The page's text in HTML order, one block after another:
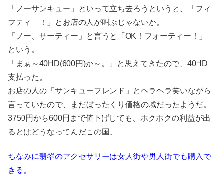
「ノーサンキュー」といって立ち去ろうというと、「フィ
フティー！」とお店の人が叫ぶじゃないか。
「ノー、サーティー」と言うと「OK！フォーティー！」
という。
「まぁ～40HD(600円)か～。」と思えてきたので、40HD
支払った。
お店の人の「サンキューフレンド」とヘラヘラ笑いながら
言っていたので、まだぼったくり価格の域だったようだ。
3750円から600円まで値下げしても、ホクホクの利益が出
るとはどうなってんだこの国。
ちなみに翡翠のアクセサリーは女人街や男人街でも購入で
きる。